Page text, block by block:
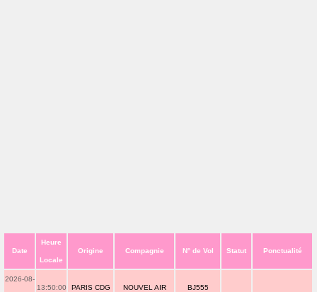
Date
Heure
Locale
Origine Compagnie N° de Vol Statut Ponctualité
2026-08-
13:50:00 PARIS CDG NOUVEL AIR BJ555